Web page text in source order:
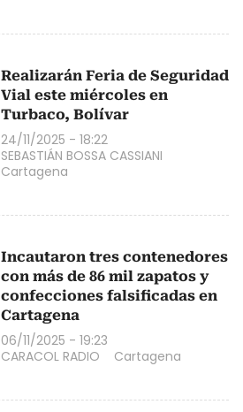
Realizarán Feria de Seguridad
Vial este miércoles en
Turbaco, Bolívar
24/11/2025 - 18:22
SEBASTIÁN BOSSA CASSIANI
Cartagena
Incautaron tres contenedores
con más de 86 mil zapatos y
confecciones falsificadas en
Cartagena
06/11/2025 - 19:23
CARACOL RADIO
Cartagena